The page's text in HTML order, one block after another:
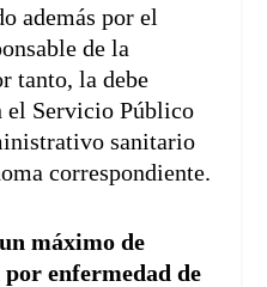
además por el
de la
tanto, la debe
el Servicio Público
sanitario
correspondiente.
máximo de
enfermedad de